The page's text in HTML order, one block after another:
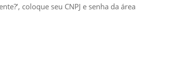
coloque seu CNPJ e senha da área